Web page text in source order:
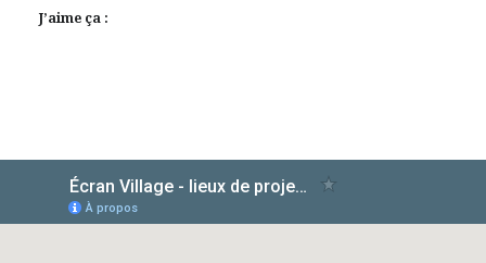
J’aime ça :
AlloCiné